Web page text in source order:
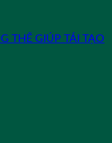
THỂ GIÚP TÁI TẠO